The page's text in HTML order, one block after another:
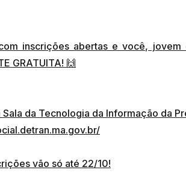
inscrições abertas e você,
GRATUITA! 🙌
Sala da Tecnologia da Informação da
vão só até 22/10!